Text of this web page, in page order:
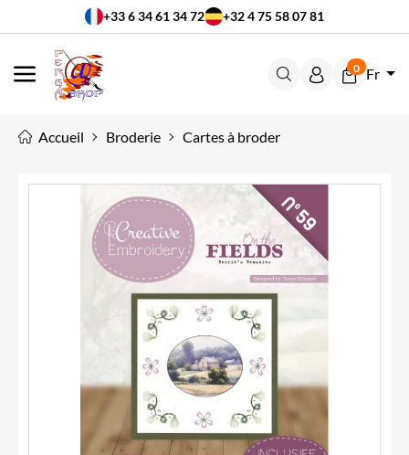
+33 6 34 61 34 72 +32 4 75 58 07 81
MENU
0 Fr
Accueil Broderie Cartes à broder